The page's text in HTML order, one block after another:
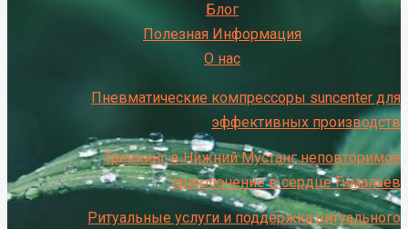
Блог
Полезная Информация
О нас
Пневматические компрессоры suncenter для
эффективных производств
Треккинг в Нижний Мустанг неповторимое
приключение в сердце Гималаев
Ритуальные услуги и поддержка ритуального